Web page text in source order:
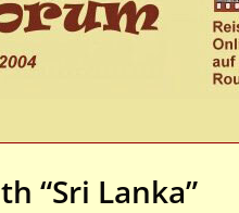
“Sri Lanka”